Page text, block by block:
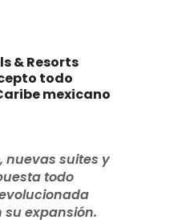
& Resorts
todo
mexicano
nuevas suites y
todo
su expansión.